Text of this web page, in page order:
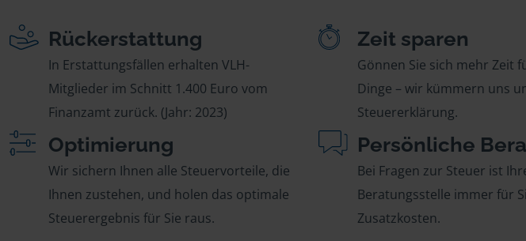
Rückerstattung
In Erstattungsfällen erhalten VLH-
Mitglieder im Schnitt 1.400 Euro vom
Finanzamt zurück. (Jahr: 2023)
Zeit sparen
Gönnen Sie sich mehr Zeit
Dinge – wir kümmern uns
Steuererklärung.
Optimierung
Wir sichern Ihnen alle Steuervorteile, die
Ihnen zustehen, und holen das optimale
Steuerergebnis für Sie raus.
Persönliche
Bei Fragen zur Steuer ist
Beratungsstelle immer für
Zusatzkosten.